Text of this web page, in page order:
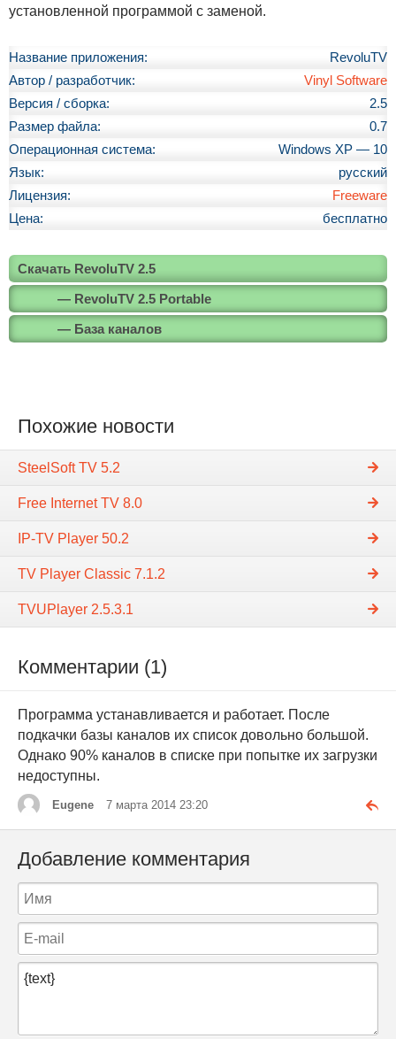
установленной программой с заменой.
Название приложения:
RevoluTV
Автор / разработчик:
Vinyl Software
Версия / сборка:
2.5
Размер файла:
0.7
Операционная система:
Windows XP — 10
Язык:
русский
Лицензия:
Freeware
Цена:
бесплатно
Скачать RevoluTV 2.5
— RevoluTV 2.5 Portable
— База каналов
Похожие новости
SteelSoft TV 5.2
Free Internet TV 8.0
IP-TV Player 50.2
TV Player Classic 7.1.2
TVUPlayer 2.5.3.1
Комментарии (1)
Программа устанавливается и работает. После
подкачки базы каналов их список довольно большой.
Однако 90% каналов в списке при попытке их загрузки
недоступны.
Eugene 7 марта 2014 23:20
Добавление комментария